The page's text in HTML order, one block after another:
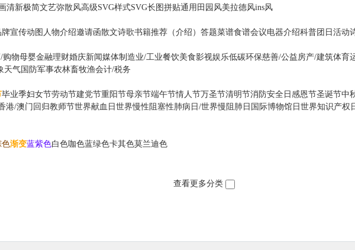
清新极简文艺弥散风高级SVG样式SVG长图 拼贴通用 田园风美拉德风ins风
牌宣传动图 人物介绍邀请函散文诗歌书籍推荐（介绍） 答题菜谱食谱会议电器介绍科普团日活动
购物母婴金融理财婚庆新闻媒体制造业/工业餐饮美食影视娱乐低碳环保慈善/公益房产/建筑体育
天气 国防军事农林畜牧渔会计/税务
毕业季妇女节劳动节建党节重阳节母亲节端午节情人节万圣节清明节消防安全日 感恩节圣诞节中
港/澳门回归教师节世界献血日 世界慢性阻塞性肺病日/世界慢阻肺日 国际博物馆日 世界知识产权
色渐变蓝紫色白色咖色蓝绿色卡其色莫兰迪色
查看更多分类